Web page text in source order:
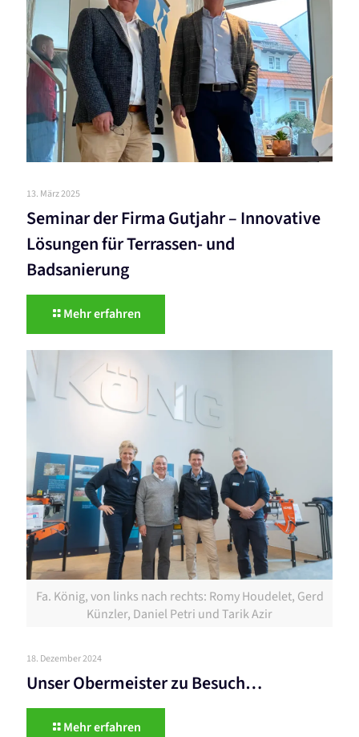
13. März 2025
Seminar der Firma Gutjahr – Innovative
Lösungen für Terrassen- und
Badsanierung
Mehr erfahren
Fa. König, von links nach rechts: Romy Houdelet, Gerd
Künzler, Daniel Petri und Tarik Azir
18. Dezember 2024
Unser Obermeister zu Besuch…
Mehr erfahren